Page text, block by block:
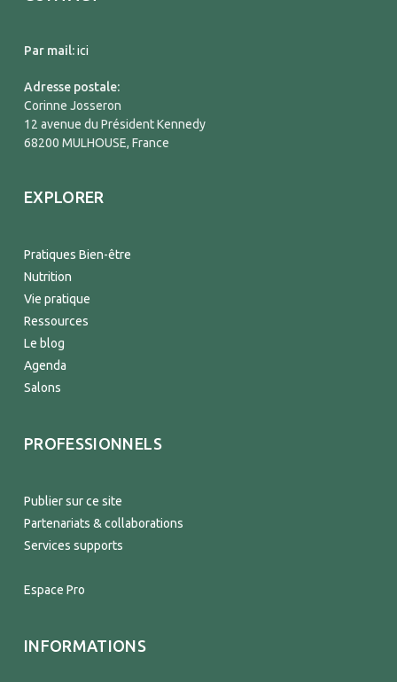
Par mail:ici
Adresse postale:
Corinne Josseron
12 avenue du Président Kennedy
68200 MULHOUSE, France
EXPLORER
Pratiques Bien-être
Nutrition
Vie pratique
Ressources
Le blog
Agenda
Salons
PROFESSIONNELS
Publier sur ce site
Partenariats & collaborations
Services supports
Espace Pro
INFORMATIONS